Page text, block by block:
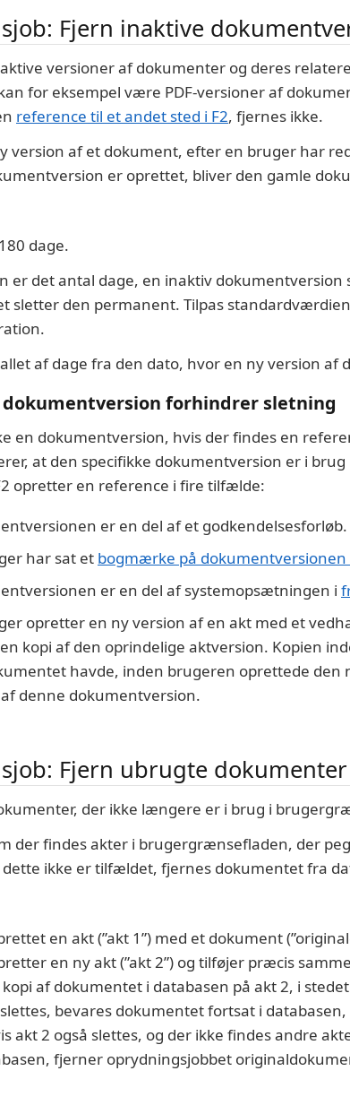
Fjern inaktive
versioner af dokumenter og deres
for eksempel være PDF-versioner af
reference til et andet sted i F2, fjernes ikke.
version af et dokument, efter en bruger har
er oprettet, bliver den gamle
dage.
er det antal dage, en inaktiv dokumentversion
sletter den permanent. Tilpas
af dage fra den dato, hvor en ny version af
forhindrer sletning
en dokumentversion, hvis der findes en
at den specifikke dokumentversion er i
opretter en reference i fire tilfælde:
er en del af et godkendelsesforløb.
har sat et bogmærke på dokumentversionen
er en del af systemopsætningen i
opretter en ny version af en akt med et
kopi af den oprindelige aktversion. Kopien
havde, inden brugeren oprettede den
denne dokumentversion.
Fjern ubrugte
der ikke længere er i brug i
der findes akter i brugergrænsefladen, der
dette ikke er tilfældet, fjernes dokumentet fra
en akt (”akt 1”) med et dokument
en ny akt (”akt 2”) og tilføjer præcis
af dokumentet i databasen på akt 2, i
bevares dokumentet fortsat i
akt 2 også slettes, og der ikke findes andre
fjerner oprydningsjobbet